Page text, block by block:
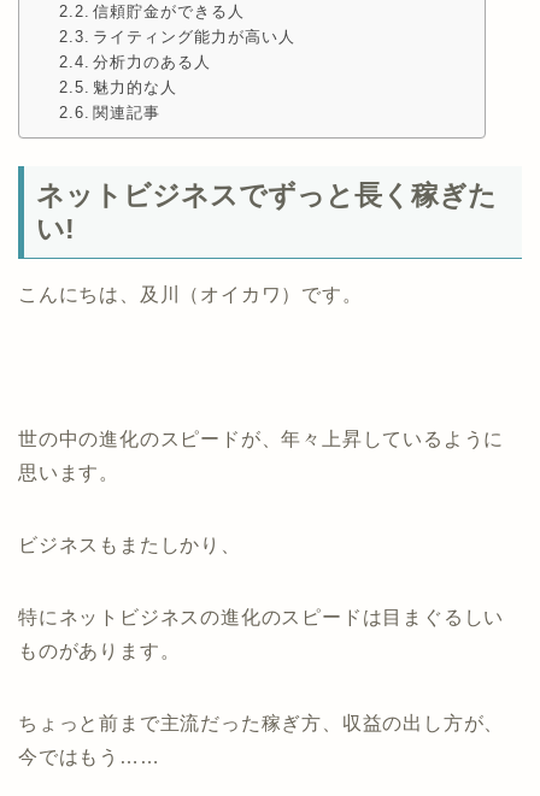
信頼貯金ができる人
ライティング能力が高い人
分析力のある人
魅力的な人
関連記事
ネットビジネスでずっと長く稼ぎた
い!
こんにちは、及川（オイカワ）です。
世の中の進化のスピードが、年々上昇しているように
思います。
ビジネスもまたしかり、
特にネットビジネスの進化のスピードは目まぐるしい
ものがあります。
ちょっと前まで主流だった稼ぎ方、収益の出し方が、
今ではもう……